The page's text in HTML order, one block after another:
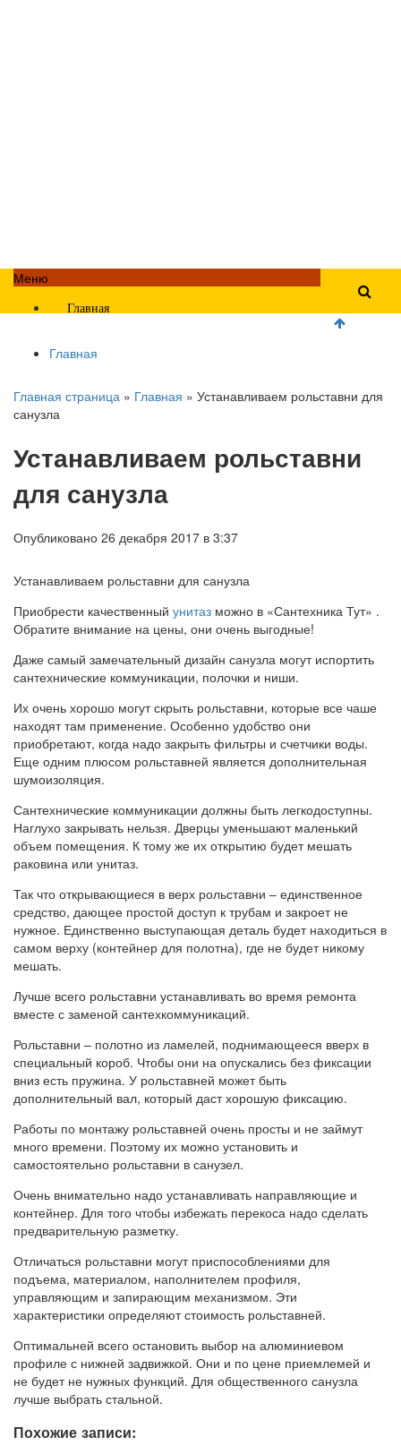
Меню
Главная
Главная
Главная страница » Главная » Устанавливаем рольставни для
санузла
Устанавливаем рольставни
для санузла
Опубликовано 26 декабря 2017 в 3:37
Устанавливаем рольставни для санузла
Приобрести качественный унитаз можно в «Сантехника Тут» .
Обратите внимание на цены, они очень выгодные!
Даже самый замечательный дизайн санузла могут испортить
сантехнические коммуникации, полочки и ниши.
Их очень хорошо могут скрыть рольставни, которые все чаше
находят там применение. Особенно удобство они
приобретают, когда надо закрыть фильтры и счетчики воды.
Еще одним плюсом рольставней является дополнительная
шумоизоляция.
Сантехнические коммуникации должны быть легкодоступны.
Наглухо закрывать нельзя. Дверцы уменьшают маленький
объем помещения. К тому же их открытию будет мешать
раковина или унитаз.
Так что открывающиеся в верх рольставни – единственное
средство, дающее простой доступ к трубам и закроет не
нужное. Единственно выступающая деталь будет находиться в
самом верху (контейнер для полотна), где не будет никому
мешать.
Лучше всего рольставни устанавливать во время ремонта
вместе с заменой сантехкоммуникаций.
Рольставни – полотно из ламелей, поднимающееся вверх в
специальный короб. Чтобы они на опускались без фиксации
вниз есть пружина. У рольставней может быть
дополнительный вал, который даст хорошую фиксацию.
Работы по монтажу рольставней очень просты и не займут
много времени. Поэтому их можно установить и
самостоятельно рольставни в санузел.
Очень внимательно надо устанавливать направляющие и
контейнер. Для того чтобы избежать перекоса надо сделать
предварительную разметку.
Отличаться рольставни могут приспособлениями для
подъема, материалом, наполнителем профиля,
управляющим и запирающим механизмом. Эти
характеристики определяют стоимость рольставней.
Оптимальней всего остановить выбор на алюминиевом
профиле с нижней задвижкой. Они и по цене приемлемей и
не будет не нужных функций. Для общественного санузла
лучше выбрать стальной.
Похожие записи: